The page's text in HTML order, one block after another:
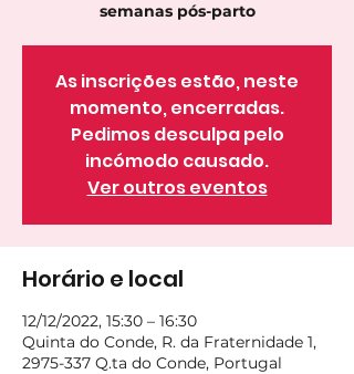
semanas pós-parto
As inscrições estão, neste
momento, encerradas.
Pedimos desculpa pelo
incómodo causado.
Ver outros eventos
Horário e local
12/12/2022, 15:30 – 16:30
Quinta do Conde, R. da Fraternidade 1,
2975-337 Q.ta do Conde, Portugal